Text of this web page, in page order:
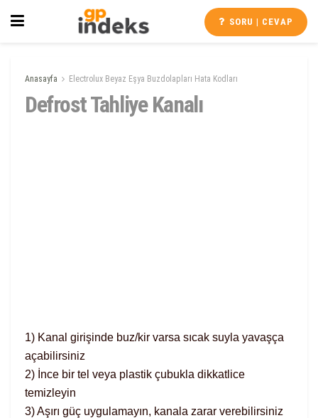
SORU | CEVAP
Anasayfa Electrolux Beyaz Eşya Buzdolapları Hata Kodları
Defrost Tahliye Kanalı
1) Kanal girişinde buz/kir varsa sıcak suyla yavaşça
açabilirsiniz
2) İnce bir tel veya plastik çubukla dikkatlice
temizleyin
3) Aşırı güç uygulamayın, kanala zarar verebilirsiniz